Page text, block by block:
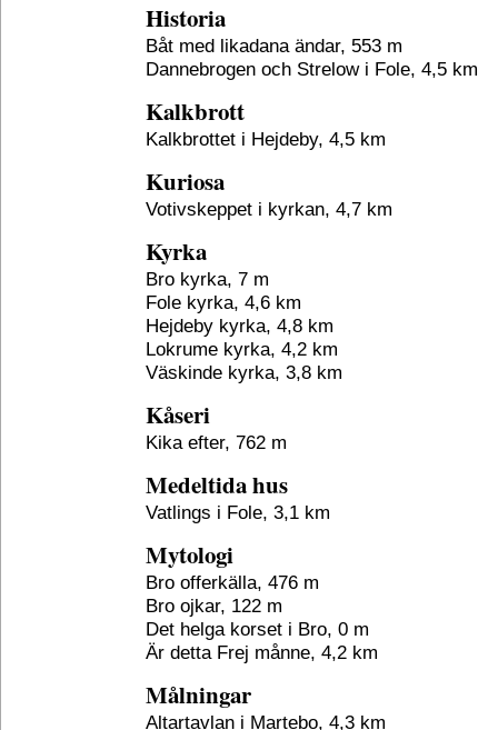
Historia
Båt med likadana ändar, 553 m
Dannebrogen och Strelow i Fole, 4,5 km
Kalkbrott
Kalkbrottet i Hejdeby, 4,5 km
Kuriosa
Votivskeppet i kyrkan, 4,7 km
Kyrka
Bro kyrka, 7 m
Fole kyrka, 4,6 km
Hejdeby kyrka, 4,8 km
Lokrume kyrka, 4,2 km
Väskinde kyrka, 3,8 km
Kåseri
Kika efter, 762 m
Medeltida hus
Vatlings i Fole, 3,1 km
Mytologi
Bro offerkälla, 476 m
Bro ojkar, 122 m
Det helga korset i Bro, 0 m
Är detta Frej månne, 4,2 km
Målningar
Altartavlan i Martebo, 4,3 km